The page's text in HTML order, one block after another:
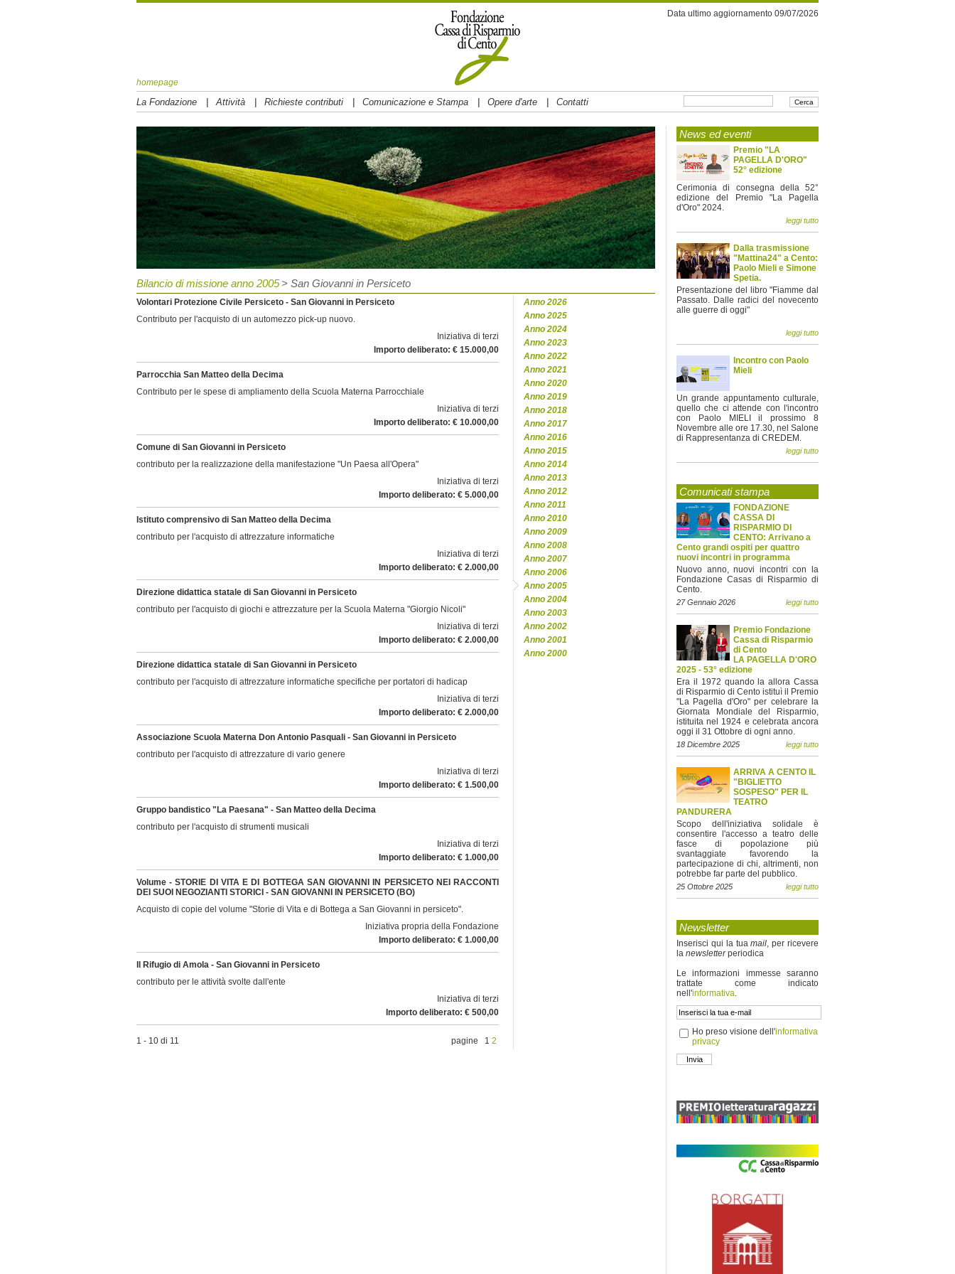
homepage
Data ultimo aggiornamento 09/07/2026
La Fondazione | Attività | Richieste contributi | Comunicazione e Stampa | Opere d'arte | Contatti
Bilancio di missione anno 2005 > San Giovanni in Persiceto
Volontari Protezione Civile Persiceto - San Giovanni in Persiceto
Contributo per l'acquisto di un automezzo pick-up nuovo.
Iniziativa di terzi
Importo deliberato: € 15.000,00
Parrocchia San Matteo della Decima
Contributo per le spese di ampliamento della Scuola Materna Parrocchiale
Iniziativa di terzi
Importo deliberato: € 10.000,00
Comune di San Giovanni in Persiceto
contributo per la realizzazione della manifestazione "Un Paesa all'Opera"
Iniziativa di terzi
Importo deliberato: € 5.000,00
Istituto comprensivo di San Matteo della Decima
contributo per l'acquisto di attrezzature informatiche
Iniziativa di terzi
Importo deliberato: € 2.000,00
Direzione didattica statale di San Giovanni in Persiceto
contributo per l'acquisto di giochi e attrezzature per la Scuola Materna "Giorgio Nicoli"
Iniziativa di terzi
Importo deliberato: € 2.000,00
Direzione didattica statale di San Giovanni in Persiceto
contributo per l'acquisto di attrezzature informatiche specifiche per portatori di hadicap
Iniziativa di terzi
Importo deliberato: € 2.000,00
Associazione Scuola Materna Don Antonio Pasquali - San Giovanni in Persiceto
contributo per l'acquisto di attrezzature di vario genere
Iniziativa di terzi
Importo deliberato: € 1.500,00
Gruppo bandistico "La Paesana" - San Matteo della Decima
contributo per l'acquisto di strumenti musicali
Iniziativa di terzi
Importo deliberato: € 1.000,00
Volume - STORIE DI VITA E DI BOTTEGA SAN GIOVANNI IN PERSICETO NEI RACCONTI
DEI SUOI NEGOZIANTI STORICI - SAN GIOVANNI IN PERSICETO (BO)
Acquisto di copie del volume "Storie di Vita e di Bottega a San Giovanni in persiceto".
Iniziativa propria della Fondazione
Importo deliberato: € 1.000,00
Il Rifugio di Amola - San Giovanni in Persiceto
contributo per le attività svolte dall'ente
Iniziativa di terzi
Importo deliberato: € 500,00
1 - 10 di 11 pagine 1 2
Anno 2026
Anno 2025
Anno 2024
Anno 2023
Anno 2022
Anno 2021
Anno 2020
Anno 2019
Anno 2018
Anno 2017
Anno 2016
Anno 2015
Anno 2014
Anno 2013
Anno 2012
Anno 2011
Anno 2010
Anno 2009
Anno 2008
Anno 2007
Anno 2006
Anno 2005
Anno 2004
Anno 2003
Anno 2002
Anno 2001
Anno 2000
News ed eventi
Premio "LA
PAGELLA D'ORO"
52° edizione
Cerimonia di consegna della 52°
edizione del Premio "La Pagella
d'Oro" 2024.
leggi tutto
Dalla trasmissione
"Mattina24" a Cento:
Paolo Mieli e Simone
Spetia.
Presentazione del libro "Fiamme dal
Passato. Dalle radici del novecento
alle guerre di oggi"
leggi tutto
Incontro con Paolo
Mieli
Un grande appuntamento culturale,
quello che ci attende con l'incontro
con Paolo MIELI il prossimo 8
Novembre alle ore 17.30, nel Salone
di Rappresentanza di CREDEM.
leggi tutto
Comunicati stampa
FONDAZIONE
CASSA DI
RISPARMIO DI
CENTO: Arrivano a
Cento grandi ospiti per quattro
nuovi incontri in programma
Nuovo anno, nuovi incontri con la
Fondazione Casas di Risparmio di
Cento.
27 Gennaio 2026 leggi tutto
Premio Fondazione
Cassa di Risparmio
di Cento
LA PAGELLA D'ORO
2025 - 53° edizione
Era il 1972 quando la allora Cassa
di Risparmio di Cento istituì il Premio
"La Pagella d'Oro" per celebrare la
Giornata Mondiale del Risparmio,
istituita nel 1924 e celebrata ancora
oggi il 31 Ottobre di ogni anno.
18 Dicembre 2025 leggi tutto
ARRIVA A CENTO IL
"BIGLIETTO
SOSPESO" PER IL
TEATRO
PANDURERA
Scopo dell'iniziativa solidale è
consentire l'accesso a teatro delle
fasce di popolazione più
svantaggiate favorendo la
partecipazione di chi, altrimenti, non
potrebbe far parte del pubblico.
25 Ottobre 2025 leggi tutto
Newsletter
Inserisci qui la tuamail, per ricevere
la newsletterperiodica
Le informazioni immesse saranno
trattate come indicato
nell'informativa.
Ho preso visione dell'informativa
privacy